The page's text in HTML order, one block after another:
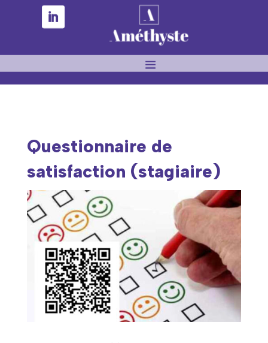
Questionnaire de
satisfaction (stagiaire)